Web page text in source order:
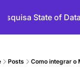
State of Data
Posts Como integrar o